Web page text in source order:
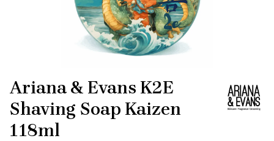
Ariana & Evans K2E
Shaving Soap Kaizen
118ml